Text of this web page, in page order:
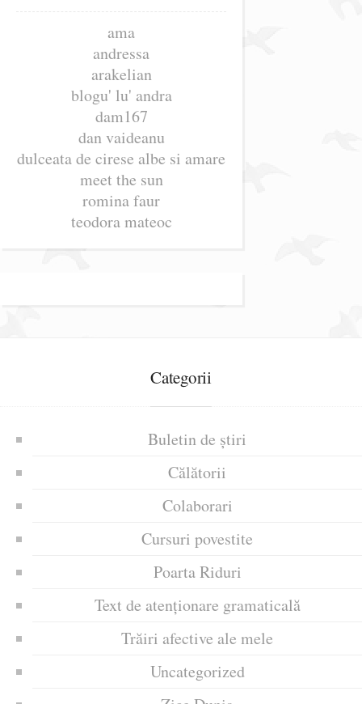
ama
andressa
arakelian
blogu' lu' andra
dam167
dan vaideanu
dulceata de cirese albe si amare
meet the sun
romina faur
teodora mateoc
Categorii
Buletin de știri
Călătorii
Colaborari
Cursuri povestite
Poarta Riduri
Text de atenționare gramaticală
Trăiri afective ale mele
Uncategorized